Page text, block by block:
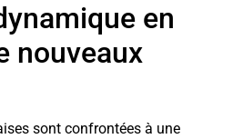
en
nouveaux
sont confrontées à une